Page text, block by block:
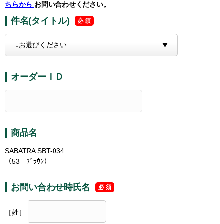
ちらから お問い合わせください。
件名(タイトル)
オーダーＩＤ
商品名
SABATRA SBT-034
（53 ﾌﾞﾗｳﾝ）
お問い合わせ時氏名
［姓］